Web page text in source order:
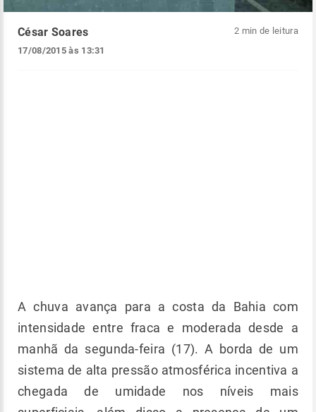
César Soares
17/08/2015 às 13:31
2 min de leitura
A chuva avança para a costa da Bahia com
intensidade entre fraca e moderada desde a
manhã da segunda-feira (17). A borda de um
sistema de alta pressão atmosférica incentiva a
chegada de umidade nos níveis mais